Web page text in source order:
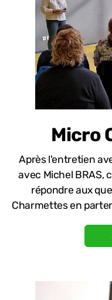
Micro
Après l'entretien
avec Michel BRAS,
répondre aux
Charmettes en